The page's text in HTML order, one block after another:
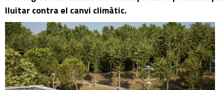
lluitar contra el canvi climàtic.